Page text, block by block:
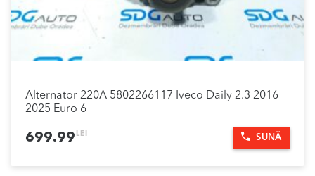
Alternator 220A 5802266117 Iveco Daily 2.3 2016-
2025 Euro 6
699.99 LEI SUNĂ